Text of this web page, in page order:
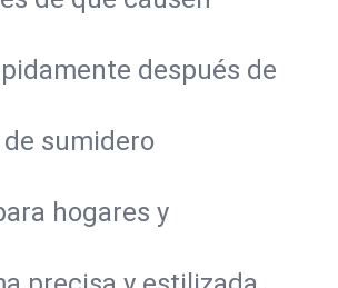
después de
sumidero
hogares y